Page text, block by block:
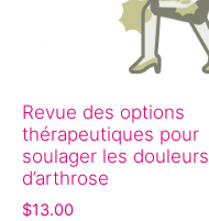
Revue des options
thérapeutiques pour
soulager les douleurs
d’arthrose
$13.00